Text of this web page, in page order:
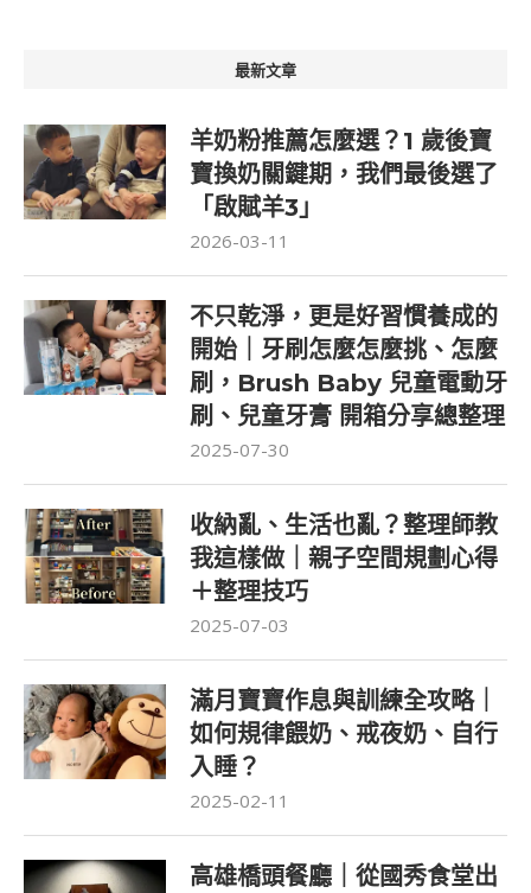
最新文章
羊奶粉推薦怎麼選？1 歲後寶
寶換奶關鍵期，我們最後選了
「啟賦羊3」
2026-03-11
不只乾淨，更是好習慣養成的
開始｜牙刷怎麼怎麼挑、怎麼
刷，Brush Baby 兒童電動牙
刷、兒童牙膏 開箱分享總整理
2025-07-30
收納亂、生活也亂？整理師教
我這樣做｜親子空間規劃心得
＋整理技巧
2025-07-03
滿月寶寶作息與訓練全攻略｜
如何規律餵奶、戒夜奶、自行
入睡？
2025-02-11
高雄橋頭餐廳｜從國秀食堂出